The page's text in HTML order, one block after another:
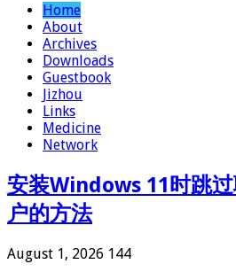
Home
About
Archives
Downloads
Guestbook
Jizhou
Links
Medicine
Network
安装Windows 11时跳
户的方法
August 1, 2026 144